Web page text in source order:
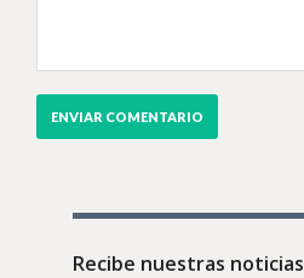
Recibe nuestras noticias